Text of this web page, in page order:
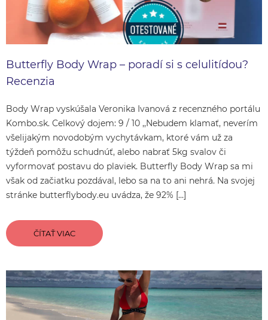
Butterfly Body Wrap – poradí si s celulitídou?
Recenzia
Body Wrap vyskúšala Veronika Ivanová z recenzného portálu
Kombo.sk. Celkový dojem: 9 / 10 ,,Nebudem klamať, neverím
všelijakým novodobým vychytávkam, ktoré vám už za
týždeň pomôžu schudnúť, alebo nabrať 5kg svalov či
vyformovať postavu do plaviek. Butterfly Body Wrap sa mi
však od začiatku pozdával, lebo sa na to ani nehrá. Na svojej
stránke butterflybody.eu uvádza, že 92% […]
ČÍTAŤ VIAC